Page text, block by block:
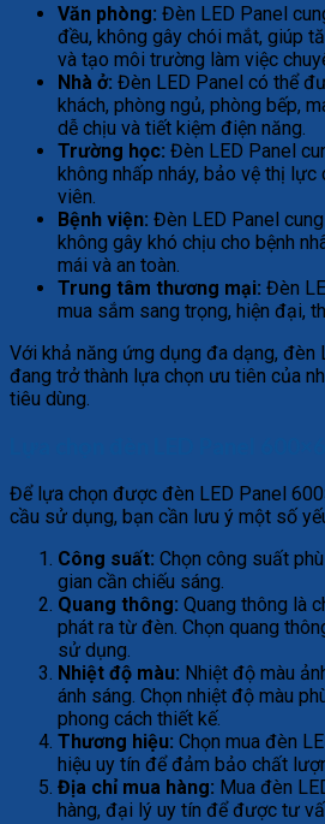
Văn phòng: Đèn LED Panel
đều, không gây chói mắt, giúp
và tạo môi trường làm việc
Nhà ở: Đèn LED Panel có thể
khách, phòng ngủ, phòng bếp,
dễ chịu và tiết kiệm điện năng.
Trường học: Đèn LED Panel
không nhấp nháy, bảo vệ thị lực
viên.
Bệnh viện: Đèn LED Panel
không gây khó chịu cho bệnh
mái và an toàn.
Trung tâm thương mại: Đèn
mua sắm sang trọng, hiện đại,
Với khả năng ứng dụng đa dạng, đèn
đang trở thành lựa chọn ưu tiên của
tiêu dùng.
Để lựa chọn được đèn LED Panel
cầu sử dụng, bạn cần lưu ý một số
Công suất: Chọn công suất
gian cần chiếu sáng.
Quang thông: Quang thông là
phát ra từ đèn. Chọn quang
sử dụng.
Nhiệt độ màu: Nhiệt độ màu
ánh sáng. Chọn nhiệt độ màu
phong cách thiết kế.
Thương hiệu: Chọn mua đèn
hiệu uy tín để đảm bảo chất
Địa chỉ mua hàng: Mua đèn
hàng, đại lý uy tín để được tư